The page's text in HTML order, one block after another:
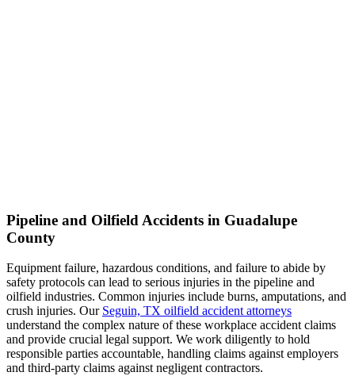
Pipeline and Oilfield Accidents in Guadalupe
County
Equipment failure, hazardous conditions, and failure to abide by
safety protocols can lead to serious injuries in the pipeline and
oilfield industries. Common injuries include burns, amputations, and
crush injuries. Our Seguin, TX oilfield accident attorneys
understand the complex nature of these workplace accident claims
and provide crucial legal support. We work diligently to hold
responsible parties accountable, handling claims against employers
and third-party claims against negligent contractors.